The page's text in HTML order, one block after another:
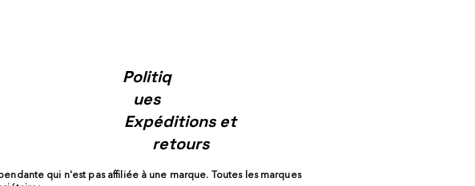
Politiq
ues
Expéditions et
retours
qui n'est pas affiliée à une marque. Toutes les marques